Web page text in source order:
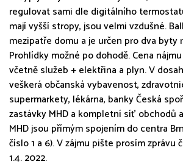
regulovat sami dle digitálního
mají vyšší stropy, jsou velmi vzdušné.
mezipatře domu a je určen pro dva byty
Prohlídky možné po dohodě. Cena
včetně služeb + elektřina a plyn. V
veškerá občanská vybavenost,
supermarkety, lékárna, banky Česká
zastávky MHD a kompletní síť obchodů
MHD jsou přímým spojením do centra
číslo 1 a 6). V zájmu pište prosím zprávu
1.4. 2022.